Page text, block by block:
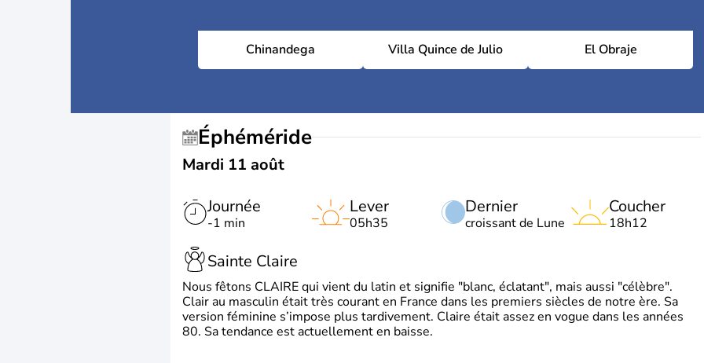
Chinandega Villa Quince de Julio El Obraje
Éphéméride
Mardi 11 août
Journée
-1 min
Dernier
croissant de Lune
Lever
05h35
Coucher
18h12
Sainte Claire
Nous fêtons CLAIRE qui vient du latin et signifie "blanc, éclatant", mais aussi "célèbre".
Clair au masculin était très courant en France dans les premiers siècles de notre ère. Sa
version féminine s’impose plus tardivement. Claire était assez en vogue dans les années
80. Sa tendance est actuellement en baisse.